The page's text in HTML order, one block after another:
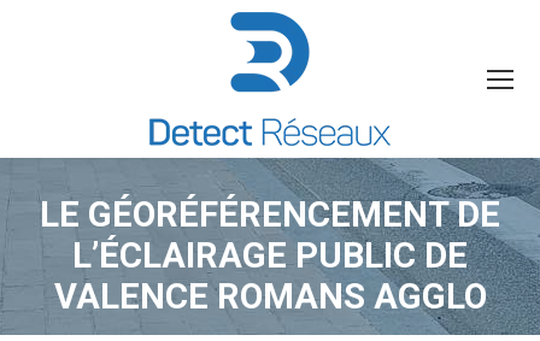
LE GÉORÉFÉRENCEMENT DE
L’ÉCLAIRAGE PUBLIC DE
VALENCE ROMANS AGGLO